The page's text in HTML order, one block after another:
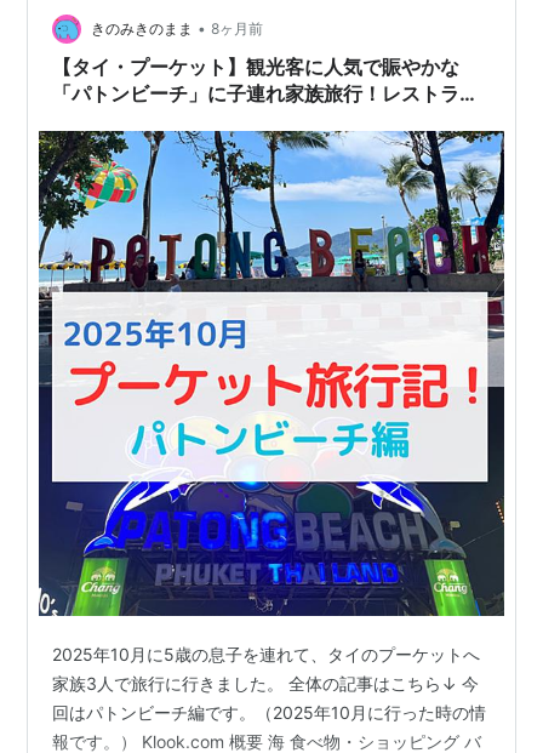
きのみきのまま • 8ヶ月前
【タイ・プーケット】観光客に人気で賑やかな
「パトンビーチ」に子連れ家族旅行！レストラン
グラ通り・ショッピングモール・ナイトマーケッ
トでのお買い物！タイ式マッサージ！色んなアク
ティビティへのアクセス便利でオススメ！
2025年10月に5歳の息子を連れて、タイのプーケットへ
家族3人で旅行に行きました。 全体の記事はこちら↓ 今
回はパトンビーチ編です。（2025年10月に行った時の情
報です。） Klook.com 概要 海 食べ物・ショッピング バ